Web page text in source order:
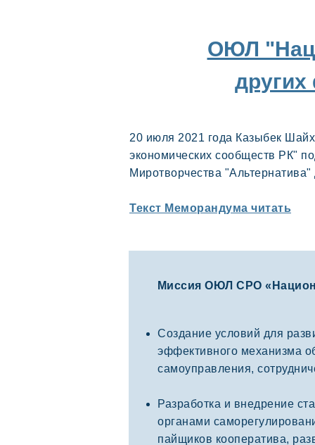
ОЮЛ
20 июля 2021 года Казыбек
экономических сообществ РК"
Миротворчества
Текст Меморандума читать
Миссия ОЮЛ СРО
Создание условий для
эффективного механизма
самоуправления,
Разработка и внедрение
органами
пайщиков кооператива,